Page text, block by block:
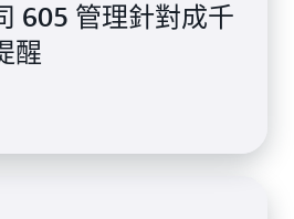
605 管理針對成千
醒